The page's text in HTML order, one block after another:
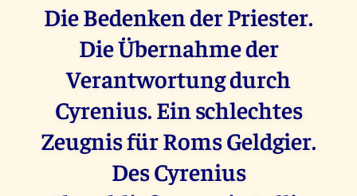
Die Bedenken der Priester.
Die Übernahme der
Verantwortung durch
Cyrenius. Ein schlechtes
Zeugnis für Roms Geldgier.
Des Cyrenius